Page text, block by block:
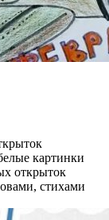
картинки
открыток
стихами